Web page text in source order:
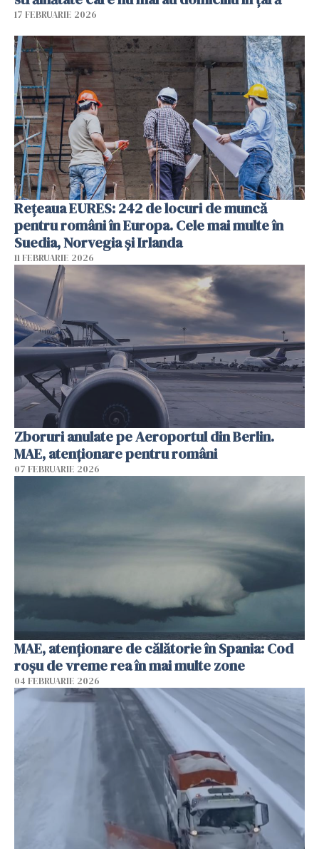
17 FEBRUARIE 2026
Rețeaua EURES: 242 de locuri de muncă
pentru români în Europa. Cele mai multe în
Suedia, Norvegia și Irlanda
11 FEBRUARIE 2026
Zboruri anulate pe Aeroportul din Berlin.
MAE, atenționare pentru români
07 FEBRUARIE 2026
MAE, atenţionare de călătorie în Spania: Cod
roșu de vreme rea în mai multe zone
04 FEBRUARIE 2026